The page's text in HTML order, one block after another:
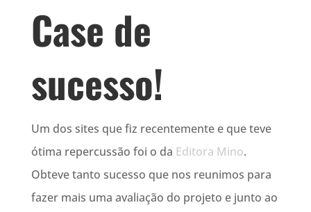
Case de
sucesso!
Um dos sites que fiz recentemente e que teve
ótima repercussão foi o da Editora Mino.
Obteve tanto sucesso que nos reunimos para
fazer mais uma avaliação do projeto e junto ao